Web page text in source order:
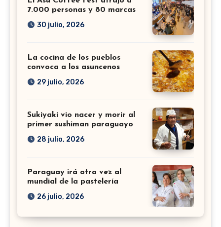
7.000 personas y 80 marcas
30 julio, 2026
La cocina de los pueblos
convoca a los asuncenos
29 julio, 2026
Sukiyaki vio nacer y morir al
primer sushiman paraguayo
28 julio, 2026
Paraguay irá otra vez al
mundial de la pastelería
26 julio, 2026